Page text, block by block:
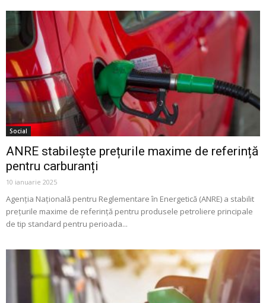
Social
ANRE stabilește prețurile maxime de referință
pentru carburanți
10 ianuarie 2025
Agenția Națională pentru Reglementare în Energetică (ANRE) a stabilit
prețurile maxime de referință pentru produsele petroliere principale
de tip standard pentru perioada...